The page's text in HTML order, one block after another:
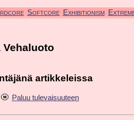
Softcore Exhibitionism
Vehaluoto
artikkeleissa
Paluu tulevaisuuteen